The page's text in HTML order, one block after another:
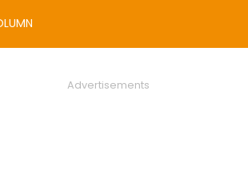
Advertisements